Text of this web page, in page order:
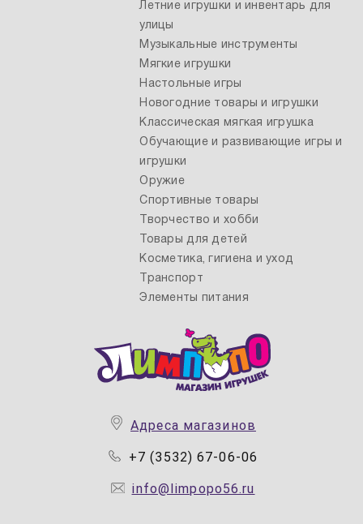
Адреса магазинов
+7 (3532) 67-06-06
info@limpopo56.ru
Летние игрушки и инвентарь для
улицы
Музыкальные инструменты
Мягкие игрушки
Настольные игры
Новогодние товары и игрушки
Классическая мягкая игрушка
Обучающие и развивающие игры и
игрушки
Оружие
Спортивные товары
Творчество и хобби
Товары для детей
Косметика, гигиена и уход
Транспорт
Элементы питания